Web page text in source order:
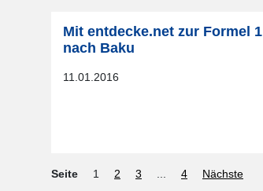
Mit entdecke.net zur Formel 1
nach Baku
11.01.2016
Seite 1 2 3 4 Nächste